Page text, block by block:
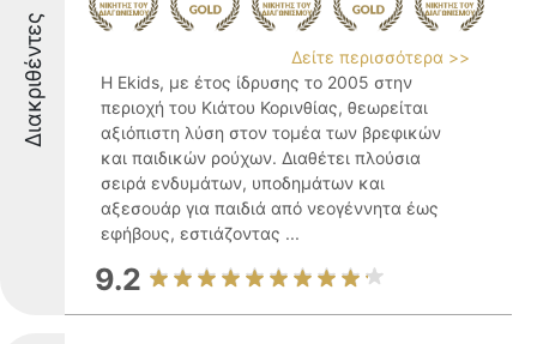
Διακριθέντες
Δείτε περισσότερα >>
Η Ekids, με έτος ίδρυσης το 2005 στην
περιοχή του Κιάτου Κορινθίας, θεωρείται
αξιόπιστη λύση στον τομέα των βρεφικών
και παιδικών ρούχων. Διαθέτει πλούσια
σειρά ενδυμάτων, υποδημάτων και
αξεσουάρ για παιδιά από νεογέννητα έως
εφήβους, εστιάζοντας ...
9.2